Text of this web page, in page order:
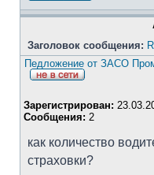
Заголовок сообщения:
Педложение от ЗАСО
Зарегистрирован:
Сообщения: 2
как количество
страховки?